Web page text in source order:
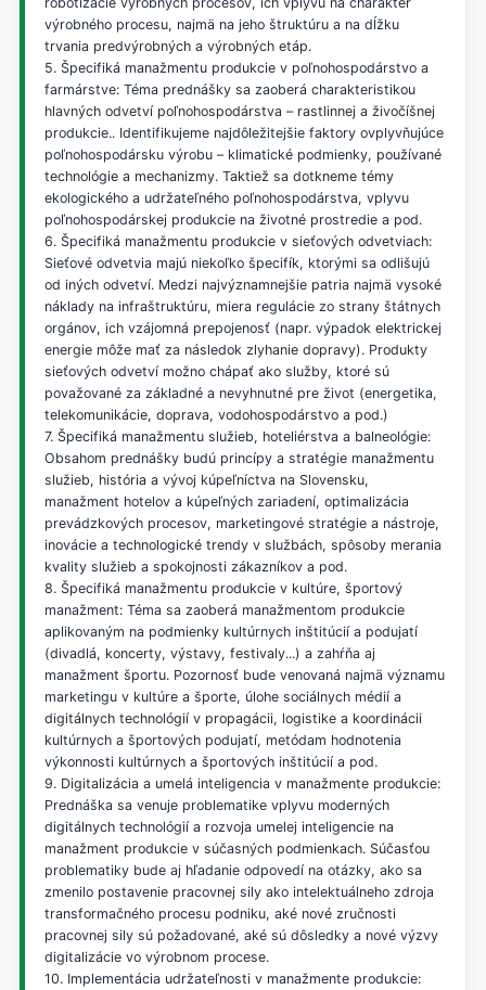
výrobného procesu, najmä na jeho štruktúru a na dĺžku
trvania predvýrobných a výrobných etáp.
5. Špecifiká manažmentu produkcie v poľnohospodárstvo a
farmárstve: Téma prednášky sa zaoberá charakteristikou
hlavných odvetví poľnohospodárstva – rastlinnej a živočíšnej
produkcie.. Identifikujeme najdôležitejšie faktory ovplyvňujúce
poľnohospodársku výrobu – klimatické podmienky, používané
technológie a mechanizmy. Taktiež sa dotkneme témy
ekologického a udržateľného poľnohospodárstva, vplyvu
poľnohospodárskej produkcie na životné prostredie a pod.
6. Špecifiká manažmentu produkcie v sieťových odvetviach:
Sieťové odvetvia majú niekoľko špecifík, ktorými sa odlišujú
od iných odvetví. Medzi najvýznamnejšie patria najmä vysoké
náklady na infraštruktúru, miera regulácie zo strany štátnych
orgánov, ich vzájomná prepojenosť (napr. výpadok elektrickej
energie môže mať za následok zlyhanie dopravy). Produkty
sieťových odvetví možno chápať ako služby, ktoré sú
považované za základné a nevyhnutné pre život (energetika,
telekomunikácie, doprava, vodohospodárstvo a pod.)
7. Špecifiká manažmentu služieb, hoteliérstva a balneológie:
Obsahom prednášky budú princípy a stratégie manažmentu
služieb, história a vývoj kúpeľníctva na Slovensku,
manažment hotelov a kúpeľných zariadení, optimalizácia
prevádzkových procesov, marketingové stratégie a nástroje,
inovácie a technologické trendy v službách, spôsoby merania
kvality služieb a spokojnosti zákazníkov a pod.
8. Špecifiká manažmentu produkcie v kultúre, športový
manažment: Téma sa zaoberá manažmentom produkcie
aplikovaným na podmienky kultúrnych inštitúcií a podujatí
(divadlá, koncerty, výstavy, festivaly...) a zahŕňa aj
manažment športu. Pozornosť bude venovaná najmä významu
marketingu v kultúre a športe, úlohe sociálnych médií a
digitálnych technológií v propagácii, logistike a koordinácii
kultúrnych a športových podujatí, metódam hodnotenia
výkonnosti kultúrnych a športových inštitúcií a pod.
9. Digitalizácia a umelá inteligencia v manažmente produkcie:
Prednáška sa venuje problematike vplyvu moderných
digitálnych technológií a rozvoja umelej inteligencie na
manažment produkcie v súčasných podmienkach. Súčasťou
problematiky bude aj hľadanie odpovedí na otázky, ako sa
zmenilo postavenie pracovnej sily ako intelektuálneho zdroja
transformačného procesu podniku, aké nové zručnosti
pracovnej sily sú požadované, aké sú dôsledky a nové výzvy
digitalizácie vo výrobnom procese.
10. Implementácia udržateľnosti v manažmente produkcie: